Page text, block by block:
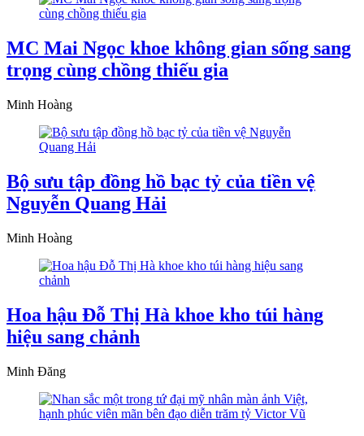
MC Mai Ngọc khoe không gian sống sang
trọng cùng chồng thiếu gia
Minh Hoàng
Bộ sưu tập đồng hồ bạc tỷ của tiền vệ
Nguyễn Quang Hải
Minh Hoàng
Hoa hậu Đỗ Thị Hà khoe kho túi hàng
hiệu sang chảnh
Minh Đăng